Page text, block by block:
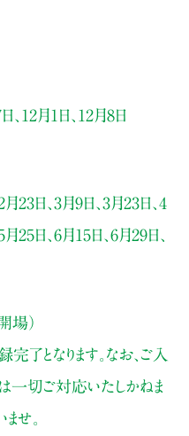
、12月1日、12月8日
23日、3月9日、3月23日、4
25日、6月15日、6月29日、
場）
了となります。なお、ご入
一切ご対応いたしかねま
せ。